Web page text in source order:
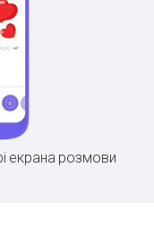
екрана розмови